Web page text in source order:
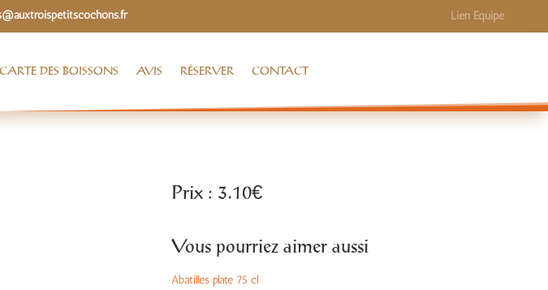
Lien Equipe
DES BOISSONS AVIS RÉSERVER CONTACT
Prix : 3.10€
Vous pourriez aimer aussi
Abatilles plate 75 cl